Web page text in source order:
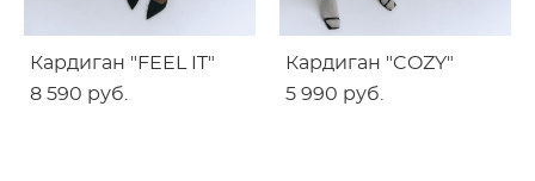
Кардиган "FEEL IT"
8 590 pуб.
Кардиган "COZY"
5 990 pуб.